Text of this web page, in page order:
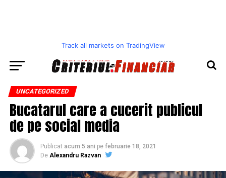
Track all markets on TradingView
UNCATEGORIZED
Bucatarul care a cucerit publicul
de pe social media
Publicat acum 5 ani pe februarie 18, 2021
De Alexandru Razvan